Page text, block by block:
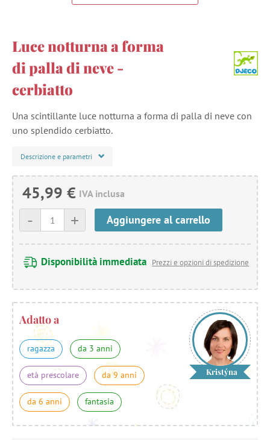
Luce notturna a forma
di palla di neve -
cerbiatto
Una scintillante luce notturna a forma di palla di neve con
uno splendido cerbiatto.
Descrizione e parametri
45,99 € IVA inclusa
+
- Aggiungere al carrello
Disponibilità immediata Prezzi e opzioni di spedizione
Adatto a
ragazza da 3 anni
età prescolare da 9 anni
da 6 anni fantasia
Kristýna